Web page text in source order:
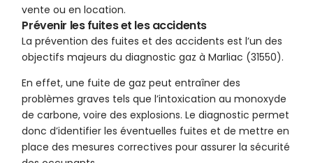
vente ou en location.
Prévenir les fuites et les accidents
La prévention des fuites et des accidents est l’un des
objectifs majeurs du diagnostic gaz à Marliac (31550).
En effet, une fuite de gaz peut entraîner des
problèmes graves tels que l’intoxication au monoxyde
de carbone, voire des explosions. Le diagnostic permet
donc d’identifier les éventuelles fuites et de mettre en
place des mesures correctives pour assurer la sécurité